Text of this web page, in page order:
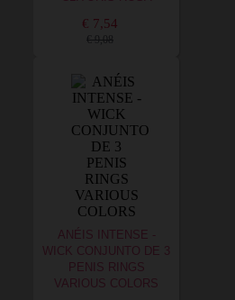
€ 7,54
€ 9,08
ANÉIS INTENSE -
WICK CONJUNTO DE 3
PENIS RINGS
VARIOUS COLORS